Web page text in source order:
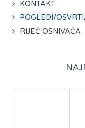
KONTAKT
POGLEDI/
RIJEČ OSNIVAČA